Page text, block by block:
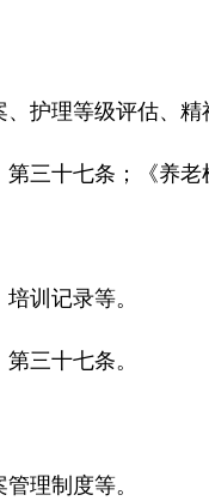
护理等级评估、精
三十七条；《养
训记录等。
三十七条。
理制度等。